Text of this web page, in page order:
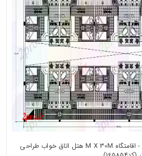
دانلود نقشه هتل - رستوران - اقامتگاه M X 30M هتل اتاق خواب طراحی